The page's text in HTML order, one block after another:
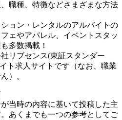
職種、特徴などさまざまな方法
ョン・レンタルのアルバイトの
ェやアパレル、イベントスタッ
多数掲載！
リブセンス(東証スタンダー
ト求人サイトです（なお、職業
）。
当時の内容に基いて投稿した主
あくまでも一つの参考としてご